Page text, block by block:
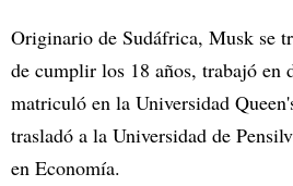
Originario de Sudáfrica, Musk se
de cumplir los 18 años, trabajó en
matriculó en la Universidad
trasladó a la Universidad de
en Economía.